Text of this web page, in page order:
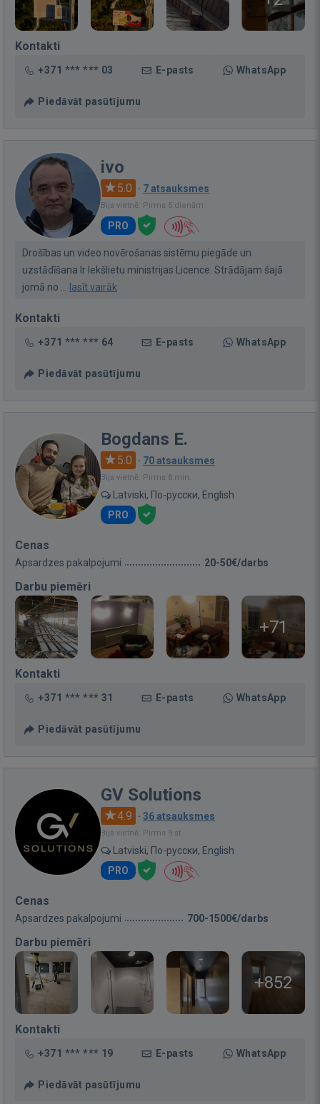
Kontakti
+371 *** *** 03 E-pasts WhatsApp
Piedāvāt pasūtījumu
ivo
5.0 · 7 atsauksmes
Bija vietnē: Pirms 5 dienām
PRO
Drošības un video novērošanas sistēmu piegāde un
uzstādīšana Ir Iekšlietu ministrijas Licence. Strādājam šajā
jomā no ... lasīt vairāk
Kontakti
+371 *** *** 64 E-pasts WhatsApp
Piedāvāt pasūtījumu
Bogdans E.
5.0 · 70 atsauksmes
Bija vietnē: Pirms 8 min.
Latviski, По-русски, English
PRO
Cenas
Apsardzes pakalpojumi 20-50€/darbs
Darbu piemēri
+71
Kontakti
+371 *** *** 31 E-pasts WhatsApp
Piedāvāt pasūtījumu
GV Solutions
4.9 · 36 atsauksmes
Bija vietnē: Pirms 9 st.
Latviski, По-русски, English
PRO
Cenas
Apsardzes pakalpojumi 700-1500€/darbs
Darbu piemēri
+852
Kontakti
+371 *** *** 19 E-pasts WhatsApp
Piedāvāt pasūtījumu